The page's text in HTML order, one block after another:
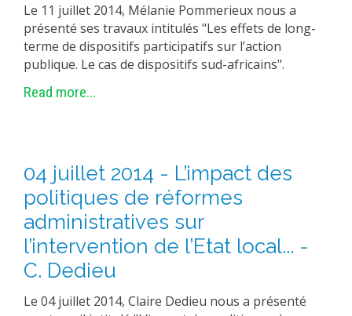
Le 11 juillet 2014, Mélanie Pommerieux nous a
présenté ses travaux intitulés "Les effets de long-
terme de dispositifs participatifs sur l’action
publique. Le cas de dispositifs sud-africains".
Read more...
04 juillet 2014 - L’impact des
politiques de réformes
administratives sur
l’intervention de l’Etat local... -
C. Dedieu
Le 04 juillet 2014, Claire Dedieu nous a présenté